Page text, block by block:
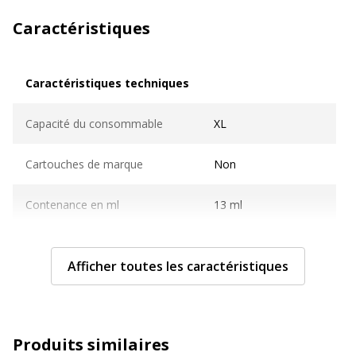
Caractéristiques
Caractéristiques techniques
Capacité du consommable XL
Cartouches de marque Non
Contenance en ml 13 ml
Couverture du cycle d'utilisation ISO/IEC 24711/24712
Nombre de pages imprimables 600 pages
Afficher toutes les caractéristiques
Produits similaires